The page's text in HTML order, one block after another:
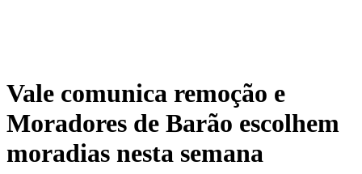
Vale comunica remoção e
Moradores de Barão escolhem
moradias nesta semana